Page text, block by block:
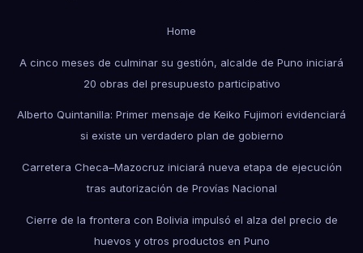
Home
A cinco meses de culminar su gestión, alcalde de Puno iniciará
20 obras del presupuesto participativo
Alberto Quintanilla: Primer mensaje de Keiko Fujimori evidenciará
si existe un verdadero plan de gobierno
Carretera Checa–Mazocruz iniciará nueva etapa de ejecución
tras autorización de Provías Nacional
Cierre de la frontera con Bolivia impulsó el alza del precio de
huevos y otros productos en Puno